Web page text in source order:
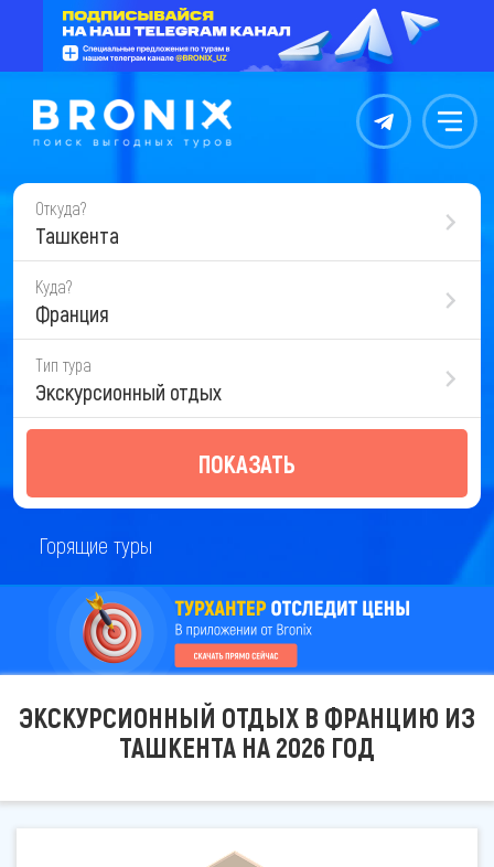
Контакты Меню
Откуда?
Ташкента
Куда?
Франция
Тип тура
Экскурсионный отдых
ПОКАЗАТЬ
Горящие туры
ЭКСКУРСИОННЫЙ ОТДЫХ В ФРАНЦИЮ ИЗ
ТАШКЕНТА НА 2026 ГОД